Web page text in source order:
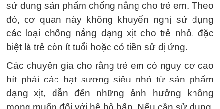
sử dụng sản phẩm chống nắng cho trẻ em. Theo
đó, cơ quan này không khuyến nghị sử dụng
các loại chống nắng dạng xịt cho trẻ nhỏ, đặc
biệt là trẻ còn ít tuổi hoặc có tiền sử dị ứng.
Các chuyên gia cho rằng trẻ em có nguy cơ cao
hít phải các hạt sương siêu nhỏ từ sản phẩm
dạng xịt, dẫn đến những ảnh hưởng không
mong muốn đối với hệ hô hấp. Nếu cần sử dụng,